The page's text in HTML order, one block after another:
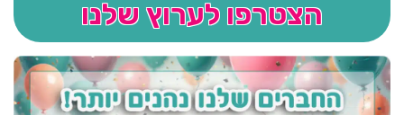
הצטרפו לערוץ שלנו